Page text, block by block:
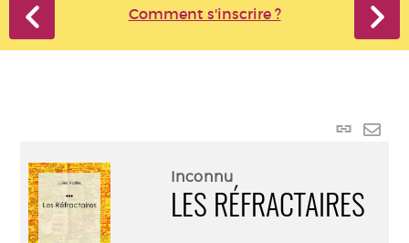
Comment s'inscrire ?
Lien
Inconnu
LES RÉFRACTAIRES